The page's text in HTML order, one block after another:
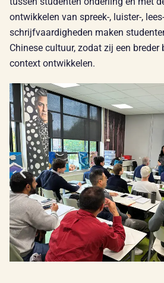
ontwikkelen van spreek-, luister-,
schrijfvaardigheden maken
Chinese cultuur, zodat zij een breder
context ontwikkelen.